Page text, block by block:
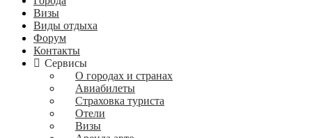
Визы
Виды отдыха
Форум
Контакты
Сервисы
О городах и странах
Авиабилеты
Страховка туриста
Отели
Визы